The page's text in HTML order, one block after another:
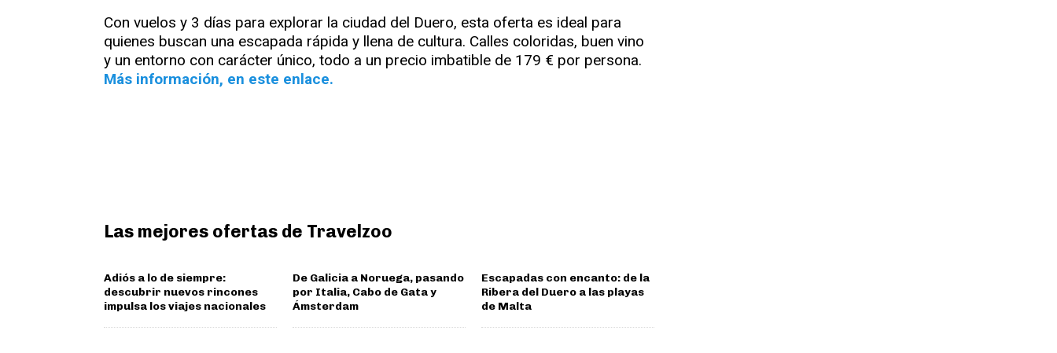
Con vuelos y 3 días para explorar la ciudad del Duero, esta oferta es ideal para
quienes buscan una escapada rápida y llena de cultura. Calles coloridas, buen vino
y un entorno con carácter único, todo a un precio imbatible de 179 € por persona.
Más información, en este enlace.
Las mejores ofertas de Travelzoo
Adiós a lo de siempre:
descubrir nuevos rincones
impulsa los viajes nacionales
De Galicia a Noruega, pasando
por Italia, Cabo de Gata y
Ámsterdam
Escapadas con encanto: de la
Ribera del Duero a las playas
de Malta